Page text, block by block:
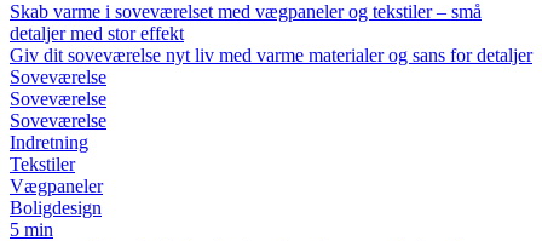
Skab varme i soveværelset med vægpaneler og tekstiler – små
detaljer med stor effekt
Giv dit soveværelse nyt liv med varme materialer og sans for detaljer
Soveværelse
Soveværelse
Soveværelse
Indretning
Tekstiler
Vægpaneler
Boligdesign
5 min